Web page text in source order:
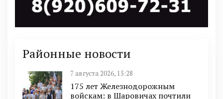
Районные новости
7 августа 2026, 15:28
175 лет Железнодорожным
войскам: в Шаровичах почтили